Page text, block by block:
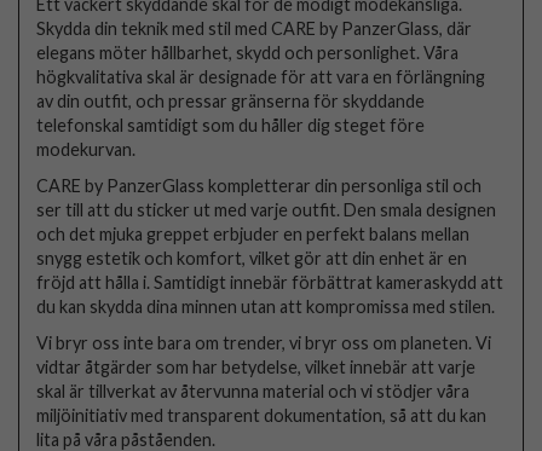
Skydda din teknik med stil med CARE by PanzerGlass, där
elegans möter hållbarhet, skydd och personlighet. Våra
högkvalitativa skal är designade för att vara en förlängning
av din outfit, och pressar gränserna för skyddande
telefonskal samtidigt som du håller dig steget före
modekurvan.
CARE by PanzerGlass kompletterar din personliga stil och
ser till att du sticker ut med varje outfit. Den smala designen
och det mjuka greppet erbjuder en perfekt balans mellan
snygg estetik och komfort, vilket gör att din enhet är en
fröjd att hålla i. Samtidigt innebär förbättrat kameraskydd att
du kan skydda dina minnen utan att kompromissa med stilen.
Vi bryr oss inte bara om trender, vi bryr oss om planeten. Vi
vidtar åtgärder som har betydelse, vilket innebär att varje
skal är tillverkat av återvunna material och vi stödjer våra
miljöinitiativ med transparent dokumentation, så att du kan
lita på våra påståenden.